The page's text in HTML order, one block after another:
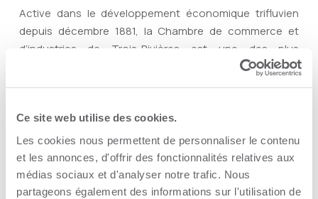
Ce site web utilise des cookies.
Les cookies nous permettent de personnaliser le contenu
et les annonces, d'offrir des fonctionnalités relatives aux
médias sociaux et d'analyser notre trafic. Nous
partageons également des informations sur l'utilisation de
Active dans le développement économique trifluvien
depuis décembre 1881, la Chambre de commerce et
d’industries de Trois-Rivières est une des plus
anciennes chambres au Québec. Comptant sur plus de
750 membres, sa mission est de créer et développer un
promotion et à la réussite de ses membres ainsi qu’au
développement socio-économique de son milieu. Pour
l’ensemble de ses activités, la CCI3R s’appuie sur des
valeurs de présence, collaboration, transparence et
fierté.